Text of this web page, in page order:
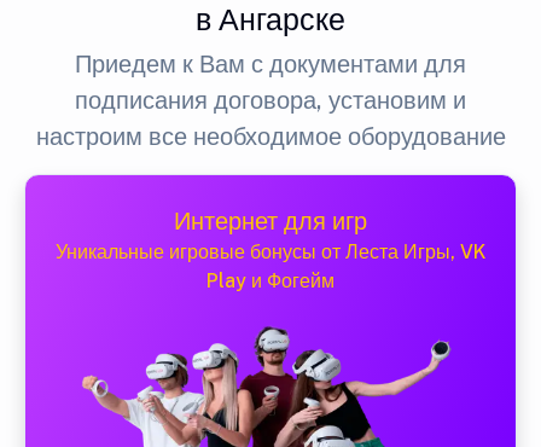
в Ангарске
Приедем к Вам с документами для
подписания договора, установим и
настроим все необходимое оборудование
Интернет для игр
Уникальные игровые бонусы от Леста Игры, VK
Play и Фогейм